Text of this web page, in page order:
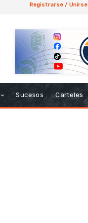
Registrarse / Unirse
Sucesos Carteles